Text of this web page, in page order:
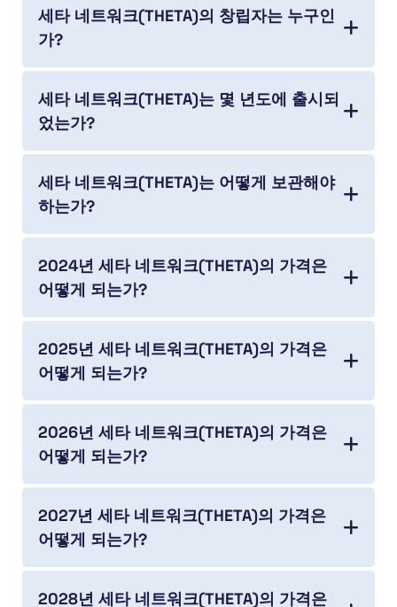
세타 네트워크(THETA)의 창립자는 누구인
가?
세타 네트워크(THETA)는 몇 년도에 출시되
었는가?
세타 네트워크(THETA)는 어떻게 보관해야
하는가?
2024년 세타 네트워크(THETA)의 가격은
어떻게 되는가?
2025년 세타 네트워크(THETA)의 가격은
어떻게 되는가?
2026년 세타 네트워크(THETA)의 가격은
어떻게 되는가?
2027년 세타 네트워크(THETA)의 가격은
어떻게 되는가?
2028년 세타 네트워크(THETA)의 가격은